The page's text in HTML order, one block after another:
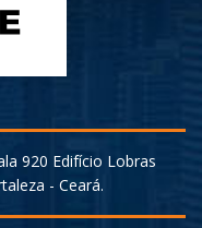
920 Edifício Lobras
- Ceará.